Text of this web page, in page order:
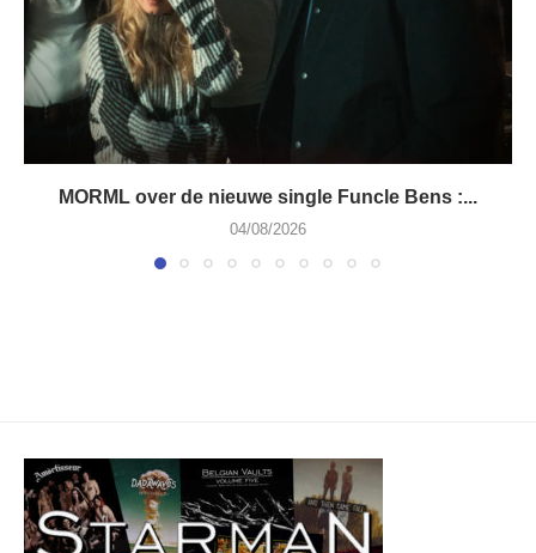
MORML over de nieuwe single Funcle Bens :...
04/08/2026